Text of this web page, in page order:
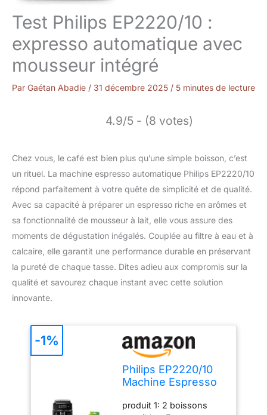
Test Philips EP2220/10 :
expresso automatique avec
mousseur intégré
Par Gaétan Abadie / 31 décembre 2025 / 5 minutes de lecture
4.9/5 - (8 votes)
Chez vous, le café est bien plus qu’une simple boisson, c’est
un rituel. La machine espresso automatique Philips EP2220/10
répond parfaitement à votre quête de simplicité et de qualité.
Avec sa capacité à préparer un espresso riche en arômes et
sa fonctionnalité de mousseur à lait, elle vous assure des
moments de dégustation inégalés. Couplée au filtre à eau et à
calcaire, elle garantit une performance durable en préservant
la pureté de chaque tasse. Dites adieu aux compromis sur la
qualité et savourez chaque instant avec cette solution
innovante.
Philips EP2220/10
Machine Espresso
2200 Mousseur à
produit 1: 2 boissons
-1%